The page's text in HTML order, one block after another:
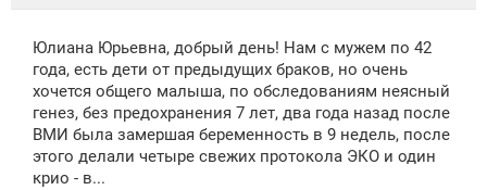
Юлиана Юрьевна, добрый день! Нам с мужем по 42
года, есть дети от предыдущих браков, но очень
хочется общего малыша, по обследованиям неясный
генез, без предохранения 7 лет, два года назад после
ВМИ была замершая беременность в 9 недель, после
этого делали четыре свежих протокола ЭКО и один
крио - в...